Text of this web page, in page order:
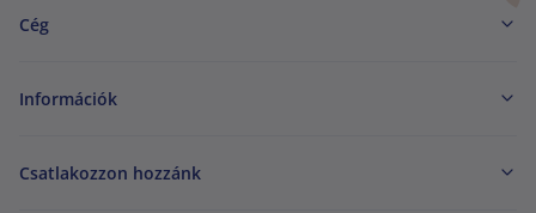
Cég
Információk
Csatlakozzon hozzánk